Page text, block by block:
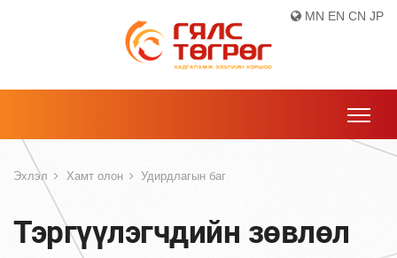
MN EN CN JP
Эхлэл Хамт олон Удирдлагын баг
Тэргүүлэгчдийн зөвлөл